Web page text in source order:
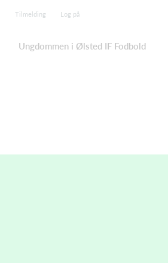
Tilmelding Log på
Ungdommen i Ølsted IF Fodbold